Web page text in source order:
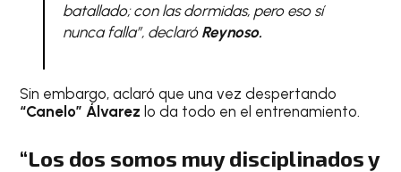
batallado; con las dormidas, pero eso sí
nunca falla”, declaró Reynoso.
Sin embargo, aclaró que una vez despertando
“Canelo” Álvarez lo da todo en el entrenamiento.
“Los dos somos muy disciplinados y